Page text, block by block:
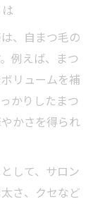
、自まつ毛の
例えば、まつ
リュームを補
かりしたまつ
かさを得られ
して、サロン
さ、クセなど